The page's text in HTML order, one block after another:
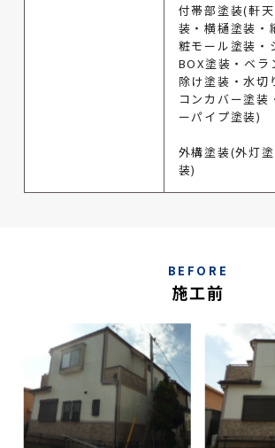
付帯部塗装(軒
装・横樋塗装・
粧モール塗装・
BOX塗装・ベラ
除け塗装・水切
コンカバー塗装
ーパイプ塗装)
外構塗装(外灯
装)
BEFORE
施工前